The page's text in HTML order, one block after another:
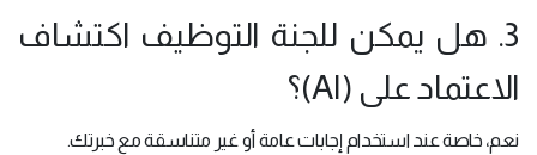
3. هل يمكن للجنة التوظيف اكتشاف
الاعتماد على (AI)؟
نعم، خاصة عند استخدام إجابات عامة أو غير متناسقة مع خبرتك.